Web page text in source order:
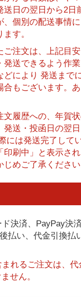
送日の翌日から2日
、個別の配送事情
す。
ご注文は、上記目
発送できるよう作業
どにより 発送まで
合もございます。
文履歴への、年賀
発送・投函日の翌
には発送完了して
印刷中」と表示さ
めご了承ください
決済、PayPay決済
払い、代金引換払
れるご注文は、代
せん。